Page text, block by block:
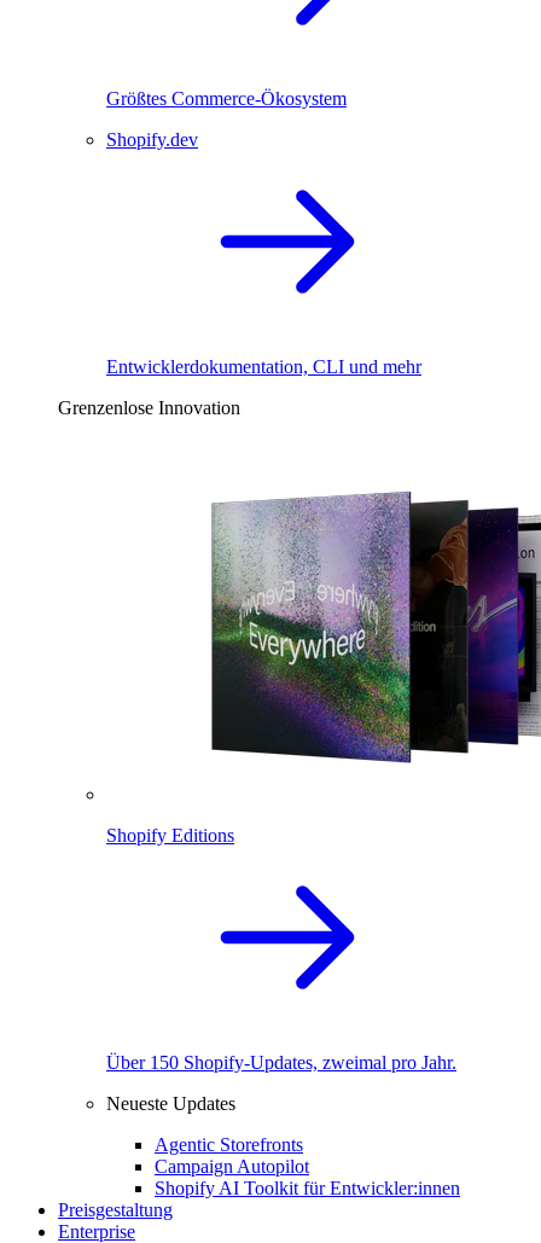
Größtes Commerce-Ökosystem
Shopify.dev
Entwicklerdokumentation, CLI und mehr
Grenzenlose Innovation
Shopify Editions
Über 150 Shopify-Updates, zweimal pro Jahr.
Neueste Updates
Agentic Storefronts
Campaign Autopilot
Shopify AI Toolkit für Entwickler:innen
Preisgestaltung
Enterprise